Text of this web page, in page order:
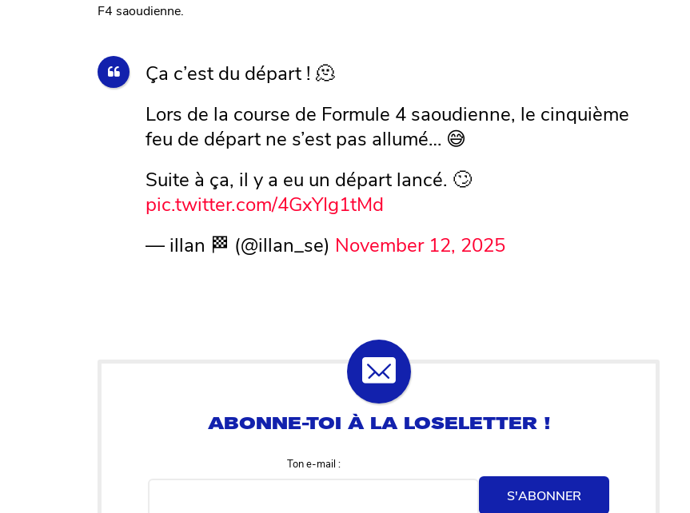
F4 saoudienne.
Ça c’est du départ ! 🫠
Lors de la course de Formule 4 saoudienne, le cinquième
feu de départ ne s’est pas allumé… 😅
Suite à ça, il y a eu un départ lancé. 🙄
pic.twitter.com/4GxYIg1tMd
— illan 🏁 (@illan_se) November 12, 2025
Ton e-mail :
S'ABONNER